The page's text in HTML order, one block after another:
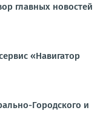
главных новостей
«Навигатор
Городского и